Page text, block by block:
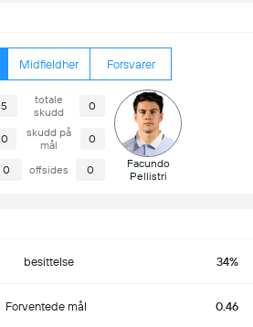
Midfieldher Forsvarer
5
totale
skudd
0
0
skudd på
mål
0
0 offsides 0
Facundo
Pellistri
besittelse 34%
Forventede mål 0.46